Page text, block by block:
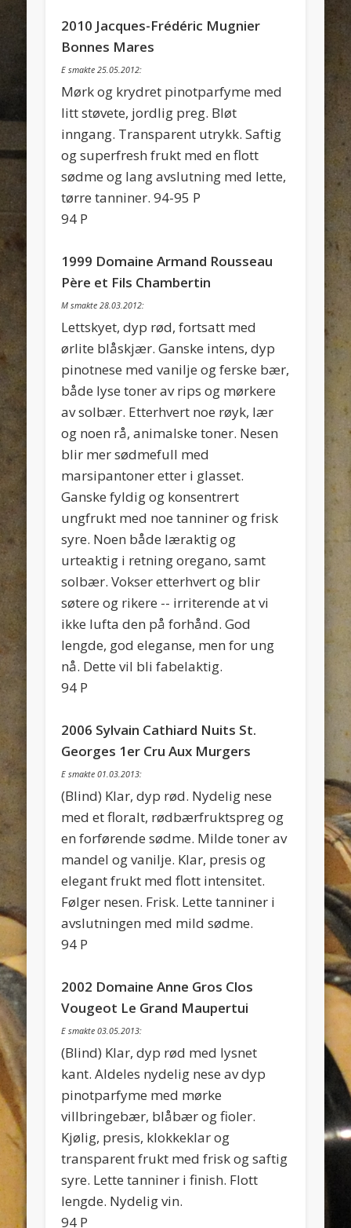
2010 Jacques-Frédéric Mugnier
Bonnes Mares
E smakte 25.05.2012:
Mørk og krydret pinotparfyme med
litt støvete, jordlig preg. Bløt
inngang. Transparent utrykk. Saftig
og superfresh frukt med en flott
sødme og lang avslutning med lette,
tørre tanniner. 94-95 P
94 P
1999 Domaine Armand Rousseau
Père et Fils Chambertin
M smakte 28.03.2012:
Lettskyet, dyp rød, fortsatt med
ørlite blåskjær. Ganske intens, dyp
pinotnese med vanilje og ferske bær,
både lyse toner av rips og mørkere
av solbær. Etterhvert noe røyk, lær
og noen rå, animalske toner. Nesen
blir mer sødmefull med
marsipantoner etter i glasset.
Ganske fyldig og konsentrert
ungfrukt med noe tanniner og frisk
syre. Noen både læraktig og
urteaktig i retning oregano, samt
solbær. Vokser etterhvert og blir
søtere og rikere -- irriterende at vi
ikke lufta den på forhånd. God
lengde, god eleganse, men for ung
nå. Dette vil bli fabelaktig.
94 P
2006 Sylvain Cathiard Nuits St.
Georges 1er Cru Aux Murgers
E smakte 01.03.2013:
(Blind) Klar, dyp rød. Nydelig nese
med et floralt, rødbærfruktspreg og
en forførende sødme. Milde toner av
mandel og vanilje. Klar, presis og
elegant frukt med flott intensitet.
Følger nesen. Frisk. Lette tanniner i
avslutningen med mild sødme.
94 P
2002 Domaine Anne Gros Clos
Vougeot Le Grand Maupertui
E smakte 03.05.2013:
(Blind) Klar, dyp rød med lysnet
kant. Aldeles nydelig nese av dyp
pinotparfyme med mørke
villbringebær, blåbær og fioler.
Kjølig, presis, klokkeklar og
transparent frukt med frisk og saftig
syre. Lette tanniner i finish. Flott
lengde. Nydelig vin.
94 P